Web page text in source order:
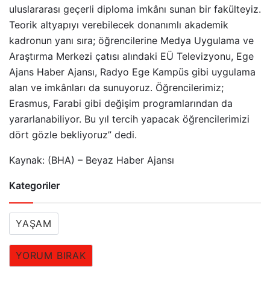
uluslararası geçerli diploma imkânı sunan bir fakülteyiz.
Teorik altyapıyı verebilecek donanımlı akademik
kadronun yanı sıra; öğrencilerine Medya Uygulama ve
Araştırma Merkezi çatısı alındaki EÜ Televizyonu, Ege
Ajans Haber Ajansı, Radyo Ege Kampüs gibi uygulama
alan ve imkânları da sunuyoruz. Öğrencilerimiz;
Erasmus, Farabi gibi değişim programlarından da
yararlanabiliyor. Bu yıl tercih yapacak öğrencilerimizi
dört gözle bekliyoruz” dedi.
Kaynak: (BHA) – Beyaz Haber Ajansı
Kategoriler
YAŞAM
YORUM BIRAK